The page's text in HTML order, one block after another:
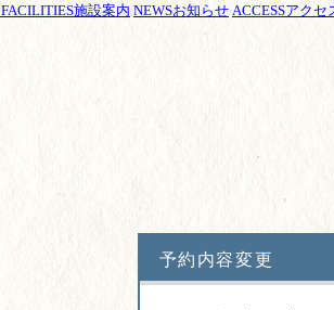
FACILITIES施設案内 NEWSお知らせ ACCESSアクセ
予約内容変更